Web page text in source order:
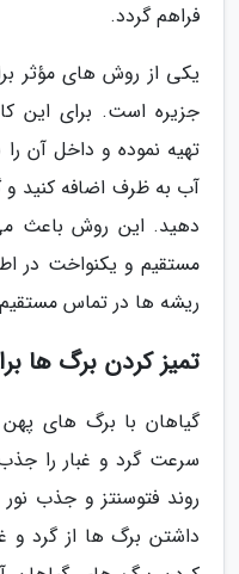
فراهم گردد.
یکی از روش های مؤثر
جزیره است. برای این
تهیه نموده و داخل آن
آب به ظرف اضافه کنید و
دهید. این روش باعث
مستقیم و یکنواخت در
ریشه ها در تماس
تمیز کردن برگ ها
گیاهان با برگ های
سرعت گرد و غبار را
روند فتوسنتز و جذب
داشتن برگ ها از گرد و